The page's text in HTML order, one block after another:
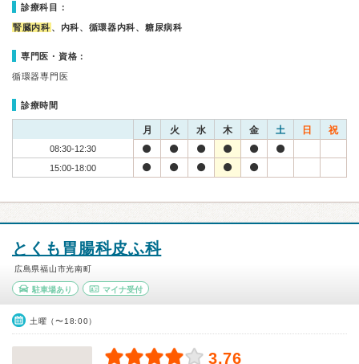
診療科目：
腎臓内科 、内科、循環器内科、糖尿病科
専門医・資格：
循環器専門医
診療時間
月 火 水 木 金 土 日 祝
08:30-12:30
15:00-18:00
とくも胃腸科皮ふ科
広島県福山市光南町
駐車場あり マイナ受付
土曜（〜18:00）
3.76